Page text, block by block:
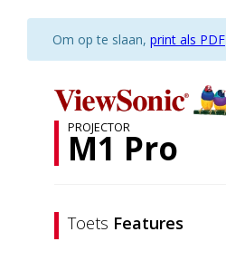
Om op te slaan, print als PDF
PROJECTOR
M1 Pro
Toets Features